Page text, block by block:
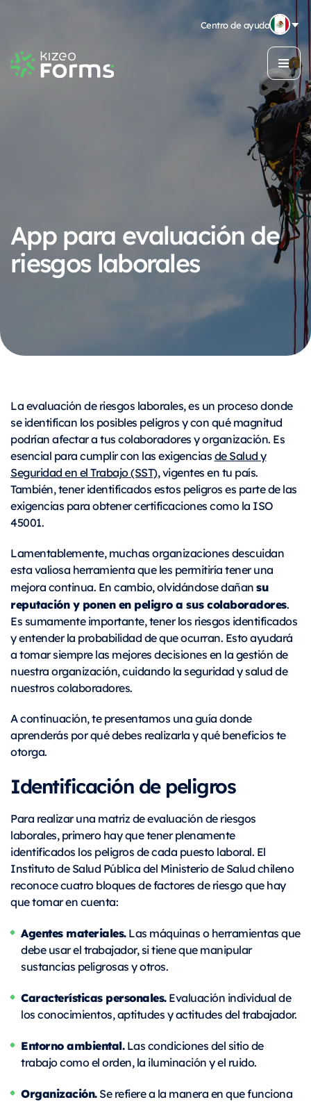
Centro de ayuda
App para evaluación de
riesgos laborales
La evaluación de riesgos laborales, es un proceso donde
se identifican los posibles peligros y con qué magnitud
podrían afectar a tus colaboradores y organización. Es
esencial para cumplir con las exigenciasde Salud y
Seguridad en el Trabajo (SST), vigentes en tu país.
También, tener identificados estos peligros es parte de las
exigencias para obtener certificaciones como la ISO
45001.
Lamentablemente, muchas organizaciones descuidan
esta valiosa herramienta que les permitiría tener una
mejora continua. En cambio, olvidándose dañansu
reputación y ponen en peligro a sus colaboradores.
Es sumamente importante, tener los riesgos identificados
y entender la probabilidad de que ocurran. Esto ayudará
a tomar siempre las mejores decisiones en la gestión de
nuestra organización, cuidando la seguridad y salud de
nuestros colaboradores.
A continuación, te presentamos una guía donde
aprenderás por qué debes realizarla y qué beneficios te
otorga.
Identificación de peligros
Para realizar una matriz de evaluación de riesgos
laborales, primero hay que tener plenamente
identificados los peligros de cada puesto laboral. El
Instituto de Salud Pública del Ministerio de Salud chileno
reconoce cuatro bloques de factores de riesgo que hay
que tomar en cuenta:
Agentes materiales.Las máquinas o herramientas que
debe usar el trabajador, si tiene que manipular
sustancias peligrosas y otros.
Características personales.Evaluación individual de
los conocimientos, aptitudes y actitudes del trabajador.
Entorno ambiental.Las condiciones del sitio de
trabajo como el orden, la iluminación y el ruido.
Organización.Se refiere a la manera en que funciona